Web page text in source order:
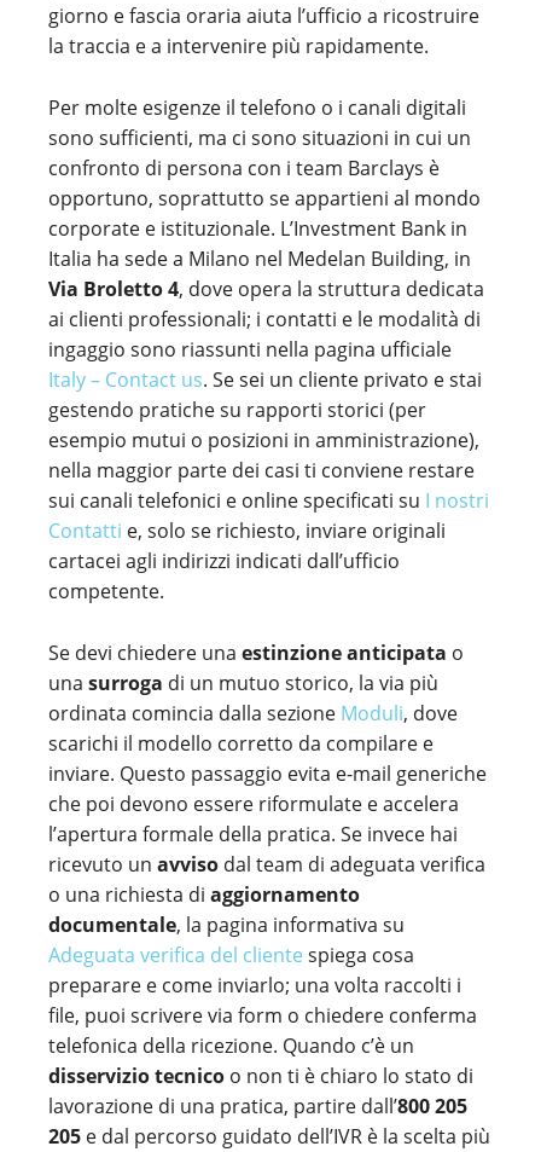
giorno e fascia oraria aiuta l’ufficio a ricostruire
la traccia e a intervenire più rapidamente.
Per molte esigenze il telefono o i canali digitali
sono sufficienti, ma ci sono situazioni in cui un
confronto di persona con i team Barclays è
opportuno, soprattutto se appartieni al mondo
corporate e istituzionale. L’Investment Bank in
Italia ha sede a Milano nel Medelan Building, in
Via Broletto 4, dove opera la struttura dedicata
ai clienti professionali; i contatti e le modalità di
ingaggio sono riassunti nella pagina ufficiale
Italy – Contact us. Se sei un cliente privato e stai
gestendo pratiche su rapporti storici (per
esempio mutui o posizioni in amministrazione),
nella maggior parte dei casi ti conviene restare
sui canali telefonici e online specificati su I nostri
Contatti e, solo se richiesto, inviare originali
cartacei agli indirizzi indicati dall’ufficio
competente.
Se devi chiedere una estinzione anticipata o
una surroga di un mutuo storico, la via più
ordinata comincia dalla sezione Moduli, dove
scarichi il modello corretto da compilare e
inviare. Questo passaggio evita e-mail generiche
che poi devono essere riformulate e accelera
l’apertura formale della pratica. Se invece hai
ricevuto un avviso dal team di adeguata verifica
o una richiesta di aggiornamento
documentale, la pagina informativa su
Adeguata verifica del cliente spiega cosa
preparare e come inviarlo; una volta raccolti i
file, puoi scrivere via form o chiedere conferma
telefonica della ricezione. Quando c’è un
disservizio tecnico o non ti è chiaro lo stato di
lavorazione di una pratica, partire dall’800 205
205 e dal percorso guidato dell’IVR è la scelta più